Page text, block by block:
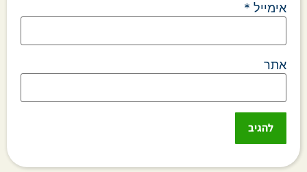
אימייל *
אתר